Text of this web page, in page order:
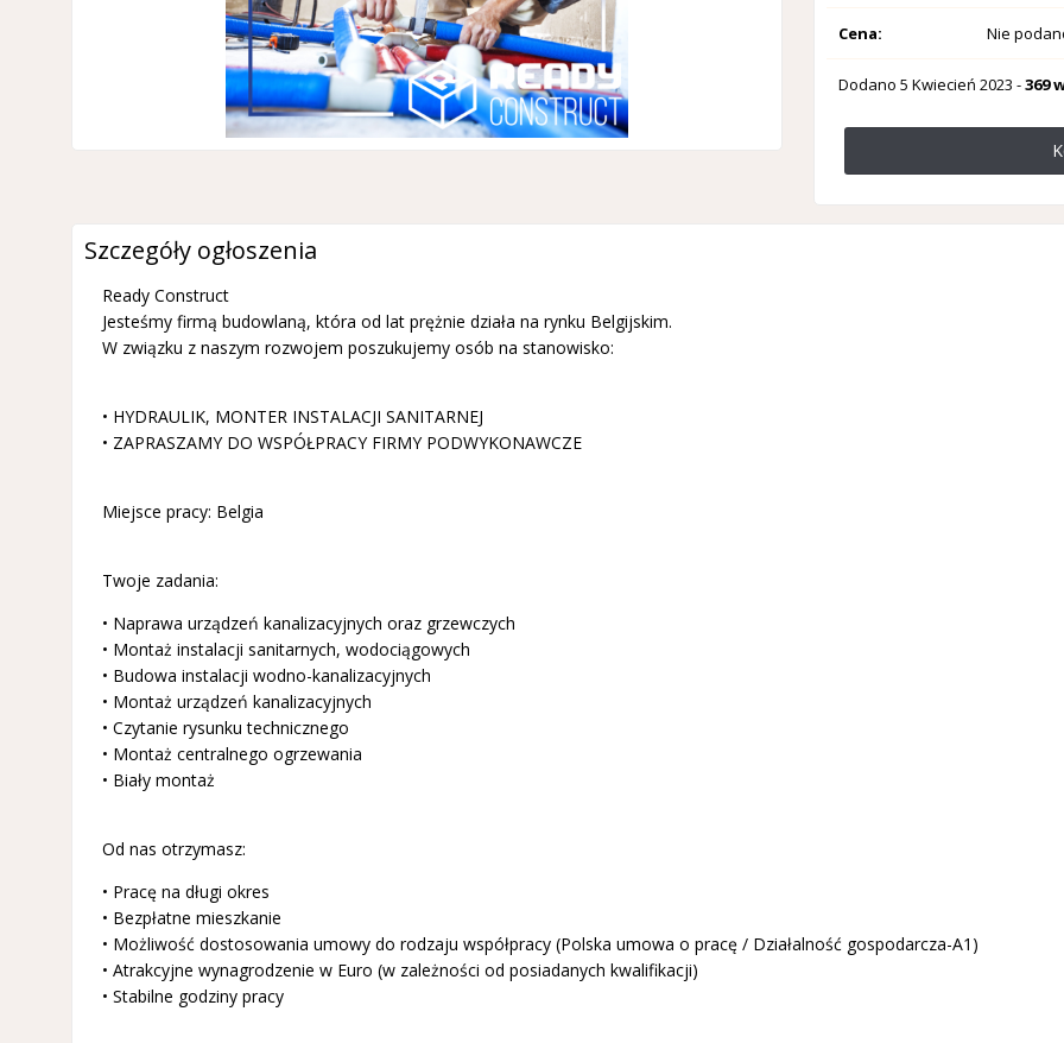
Cena: Nie
Dodano5 Kwiecień 2023 -369
Szczegóły ogłoszenia
Ready Construct
Jesteśmy firmą budowlaną, która od lat prężnie działa na rynku Belgijskim.
W związku z naszym rozwojem poszukujemy osób na stanowisko:
• HYDRAULIK, MONTER INSTALACJI SANITARNEJ
• ZAPRASZAMY DO WSPÓŁPRACY FIRMY PODWYKONAWCZE
Miejsce pracy: Belgia
Twoje zadania:
• Naprawa urządzeń kanalizacyjnych oraz grzewczych
• Montaż instalacji sanitarnych, wodociągowych
• Budowa instalacji wodno-kanalizacyjnych
• Montaż urządzeń kanalizacyjnych
• Czytanie rysunku technicznego
• Montaż centralnego ogrzewania
• Biały montaż
Od nas otrzymasz:
• Pracę na długi okres
• Bezpłatne mieszkanie
• Możliwość dostosowania umowy do rodzaju współpracy (Polska umowa o pracę / Działalność gospodarcza-A1)
• Atrakcyjne wynagrodzenie w Euro (w zależności od posiadanych kwalifikacji)
• Stabilne godziny pracy